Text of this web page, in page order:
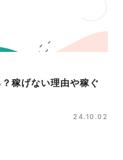
稼げない理由や稼ぐ
24.10.02